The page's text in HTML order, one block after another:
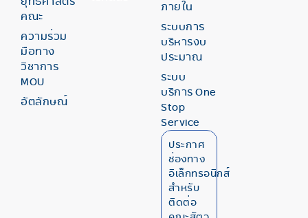
คณะ
ความร่วม
มือทาง
วิชาการ
MOU
อัตลักษณ์
ภายใน
ระบบการ
บริหารงบ
ประมาณ
ระบบ
บริการ One
Stop
Service
ประกาศ
ช่องทาง
อิเล็กทรอนิกส์
สำหรับ
ติดต่อ